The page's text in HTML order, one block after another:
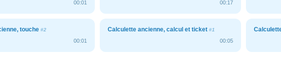
00:01 00:17
touche #2
00:01
Calculette ancienne, calcul et ticket #1
00:05